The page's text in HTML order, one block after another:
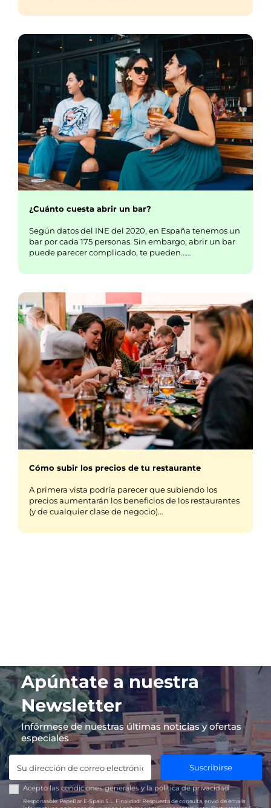
¿Cuánto cuesta abrir un bar?
Según datos del INE del 2020, en España tenemos un
bar por cada 175 personas. Sin embargo, abrir un bar
puede parecer complicado, te pueden……
Cómo subir los precios de tu restaurante
A primera vista podría parecer que subiendo los
precios aumentarán los beneficios de los restaurantes
(y de cualquier clase de negocio)…
Apúntate a nuestra
Newsletter
Infórmese de nuestras últimas noticias y ofertas
especiales
Suscribirse
Acepto las condiciones generales y lapolítica de privacidad
Responsable:PepeBar E-Spain S.L. Finalidad: Respuesta de consulta, envío de emails